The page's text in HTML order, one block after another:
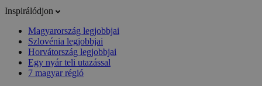
Inspirálódjon
Magyarország legjobbjai
Szlovénia legjobbjai
Horvátország legjobbjai
Egy nyár teli utazással
7 magyar régió